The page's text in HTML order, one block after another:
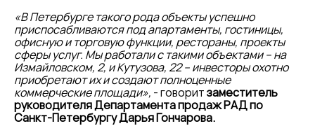
«В Петербурге такого рода объекты успешно
приспосабливаются под апартаменты, гостиницы,
офисную и торговую функции, рестораны, проекты
сферы услуг. Мы работали с такими объектами – на
Измайловском, 2, и Кутузова, 22 – инвесторы охотно
приобретают их и создают полноценные
коммерческие площади», - говоритзаместитель
руководителя Департамента продаж РАД по
Санкт-Петербургу Дарья Гончарова.